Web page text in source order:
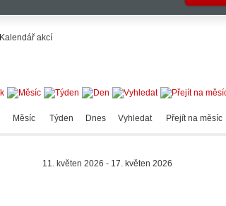
Kalendář akcí
Měsíc Týden Dnes Vyhledat
Přejít na měsíc
11. květen 2026 - 17. květen 2026